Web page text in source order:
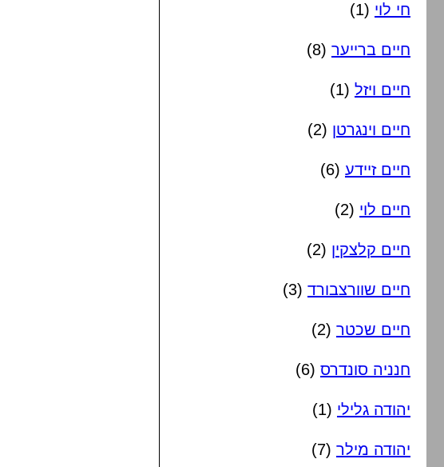
חי לוי (1)
חיים ברייער (8)
חיים ויזל (1)
חיים וינגרטן (2)
חיים זיידע (6)
חיים לוי (2)
חיים קלצקין (2)
חיים שוורצבורד (3)
חיים שכטר (2)
חנניה סונדרס (6)
יהודה גלילי (1)
יהודה מילר (7)